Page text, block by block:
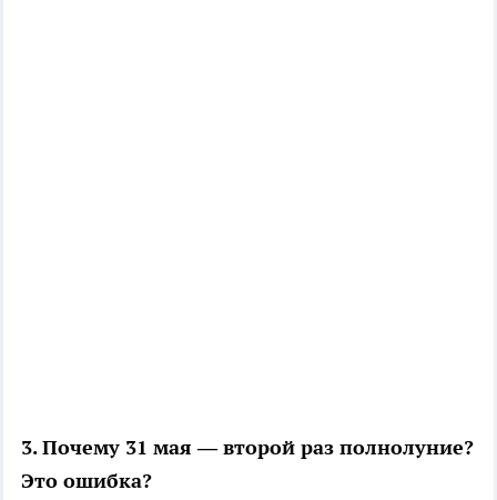
3. Почему 31 мая — второй раз полнолуние?
Это ошибка?